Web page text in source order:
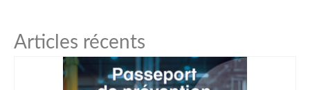
Articles récents